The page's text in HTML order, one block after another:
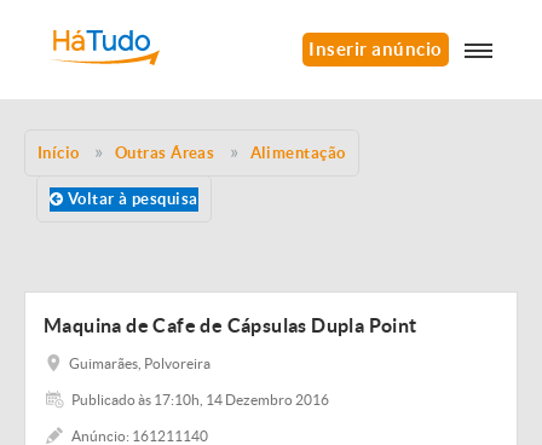
Inserir anúncio
Início Outras Áreas Alimentação
Voltar à pesquisa
Maquina de Cafe de Cápsulas Dupla Point
Guimarães, Polvoreira
Publicado às 17:10h, 14 Dezembro 2016
Anúncio: 161211140